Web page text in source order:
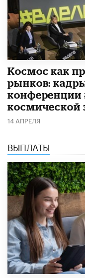
Космос как
рынков:
конференции
космической
14 АПРЕЛЯ
ВЫПЛАТЫ